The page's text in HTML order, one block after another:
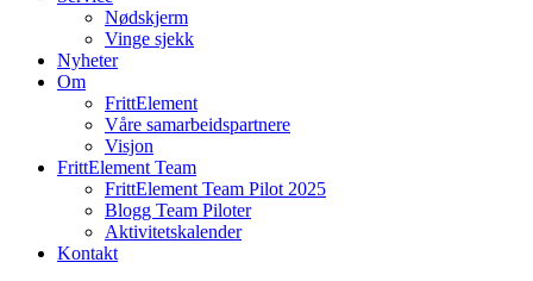
Nødskjerm
Vinge sjekk
Nyheter
Om
FrittElement
Våre samarbeidspartnere
Visjon
FrittElement Team
FrittElement Team Pilot 2025
Blogg Team Piloter
Aktivitetskalender
Kontakt